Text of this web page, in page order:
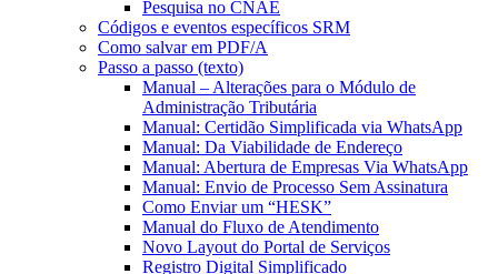
Pesquisa no CNAE
Códigos e eventos específicos SRM
Como salvar em PDF/A
Passo a passo (texto)
Manual – Alterações para o Módulo de
Administração Tributária
Manual: Certidão Simplificada via WhatsApp
Manual: Da Viabilidade de Endereço
Manual: Abertura de Empresas Via WhatsApp
Manual: Envio de Processo Sem Assinatura
Como Enviar um “HESK”
Manual do Fluxo de Atendimento
Novo Layout do Portal de Serviços
Registro Digital Simplificado